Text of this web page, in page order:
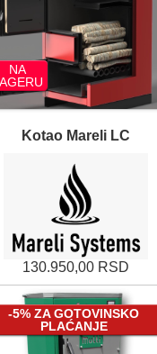
NA
Kotao Mareli LC
130.950,00 RSD
-5% ZA GOTOVINSKO
PLAĆANJE